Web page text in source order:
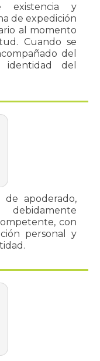
existencia y
de expedición
al momento
Cuando se
del
del
apoderado,
con
personal y